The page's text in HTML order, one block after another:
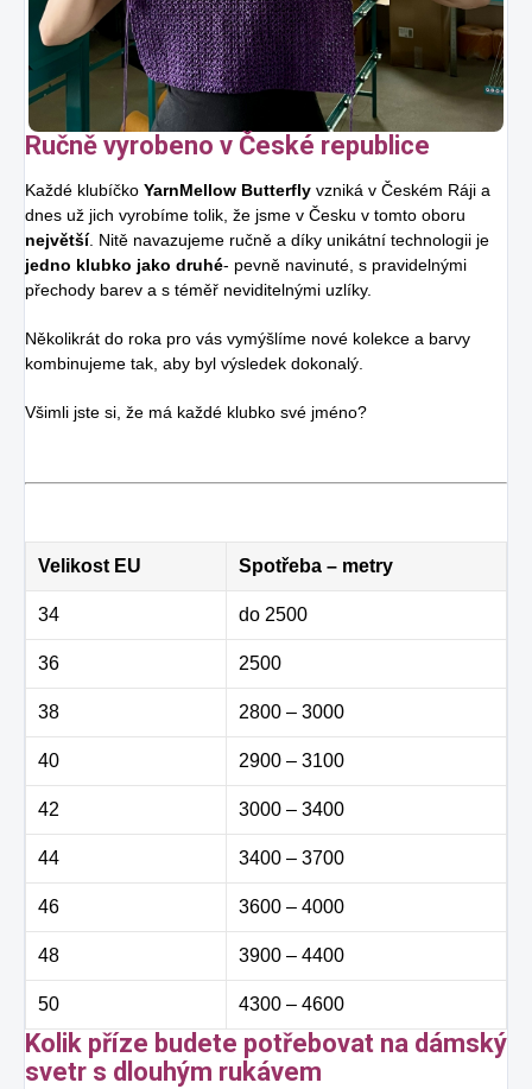
Ručně vyrobeno v České republice
Každé klubíčko YarnMellow Butterfly vzniká v Českém Ráji a
dnes už jich vyrobíme tolik, že jsme v Česku v tomto oboru
největší. Nitě navazujeme ručně a díky unikátní technologii je
jedno klubko jako druhé- pevně navinuté, s pravidelnými
přechody barev a s téměř neviditelnými uzlíky.
Několikrát do roka pro vás vymýšlíme nové kolekce a barvy
kombinujeme tak, aby byl výsledek dokonalý.
Všimli jste si, že má každé klubko své jméno?
Kolik příze budete potřebovat na dámský
svetr s dlouhým rukávem
Velikost EU Spotřeba – metry
34 do 2500
36 2500
38 2800 – 3000
40 2900 – 3100
42 3000 – 3400
44 3400 – 3700
46 3600 – 4000
48 3900 – 4400
50 4300 – 4600